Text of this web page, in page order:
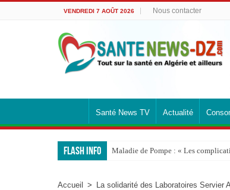
VENDREDI 7 AOÛT 2026 Nous contacter
Santé News TV Actualité
Flash info Maladie de Pompe : « Les
Accueil > La solidarité des Laboratoires Servier